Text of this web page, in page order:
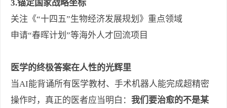
3.锚定国家战略坐标
关注《“十四五”生物经济发展规划》重点领域
申请“春晖计划”等海外人才回流项目
医学的终极答案在人性的光辉里
当AI能背诵所有医学教材、手术机器人能完成超精密
操作时，真正的医者应当明白： 我们要治愈的不是某